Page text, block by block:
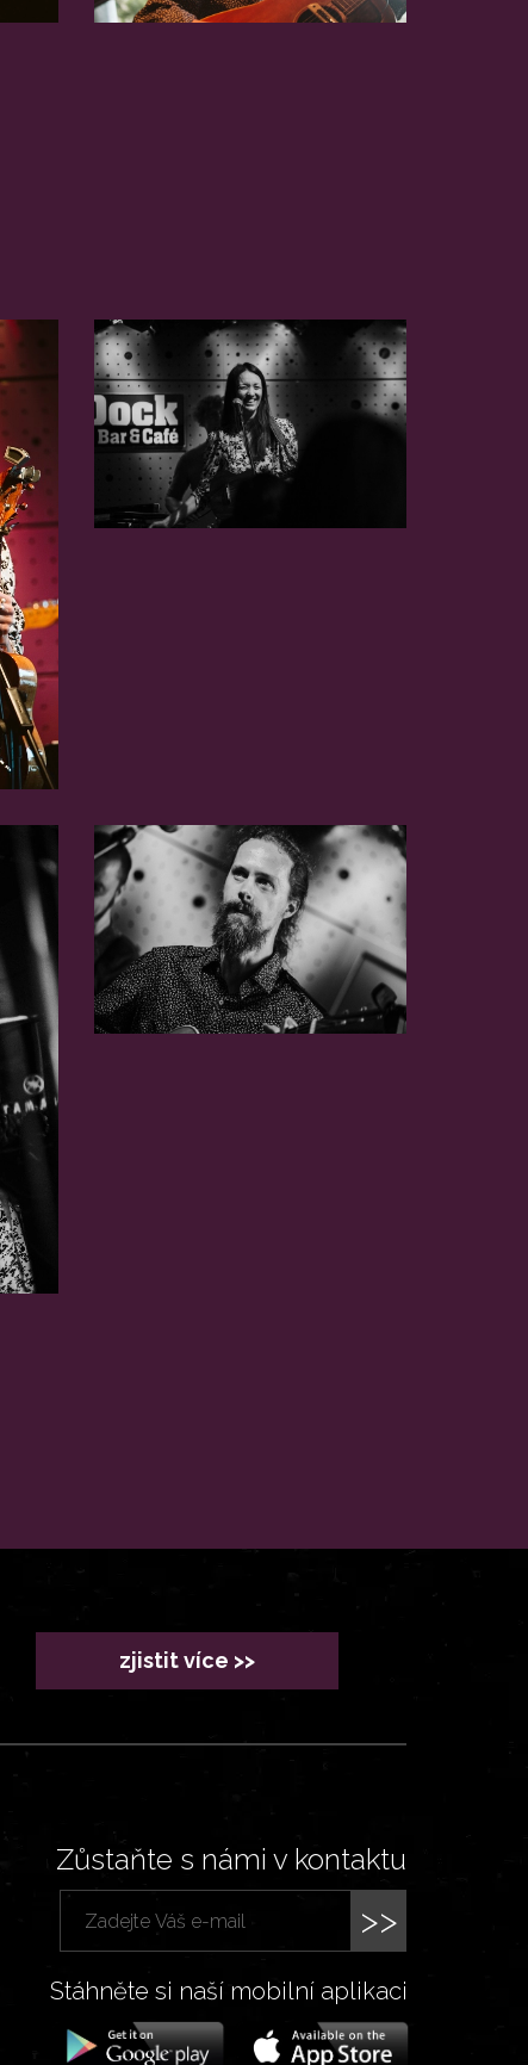
zjistit více >>
Zůstaňte s námi v kontaktu
>>
Stáhněte si naší mobilní aplikaci